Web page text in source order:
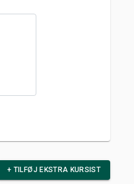
+ TILFØJ EKSTRA KURSIST